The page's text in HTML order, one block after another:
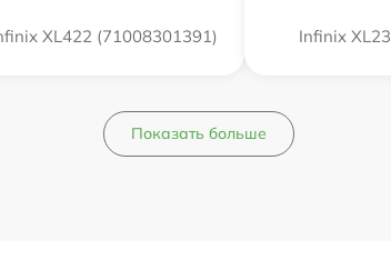
XL422 (71008301391) Infinix XL23
Показать больше